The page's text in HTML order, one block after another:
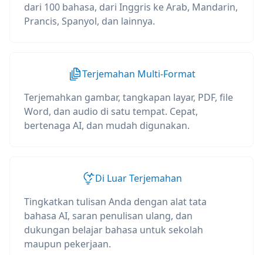
dari 100 bahasa, dari Inggris ke Arab, Mandarin,
Prancis, Spanyol, dan lainnya.
Terjemahan Multi-Format
Terjemahkan gambar, tangkapan layar, PDF, file
Word, dan audio di satu tempat. Cepat,
bertenaga AI, dan mudah digunakan.
Di Luar Terjemahan
Tingkatkan tulisan Anda dengan alat tata
bahasa AI, saran penulisan ulang, dan
dukungan belajar bahasa untuk sekolah
maupun pekerjaan.